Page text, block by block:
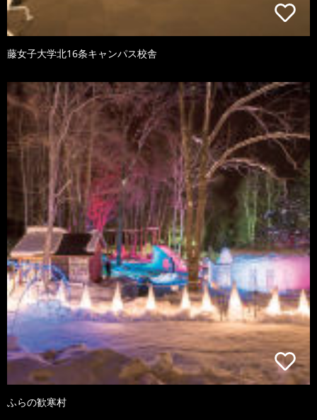
藤女子大学北16条キャンパス校舎
ふらの歓寒村